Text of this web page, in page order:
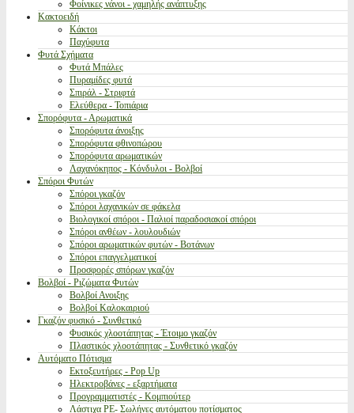
Φοίνικες νάνοι - χαμηλής ανάπτυξης
Κακτοειδή
Κάκτοι
Παχύφυτα
Φυτά Σχήματα
Φυτά Μπάλες
Πυραμίδες φυτά
Σπιράλ - Στριφτά
Ελεύθερα - Τοπιάρια
Σπορόφυτα - Αρωματικά
Σπορόφυτα άνοιξης
Σπορόφυτα φθινοπώρου
Σπορόφυτα αρωματικών
Λαχανόκηπος - Κόνδυλοι - Βολβοί
Σπόροι Φυτών
Σπόροι γκαζόν
Σπόροι λαχανικών σε φάκελα
Βιολογικοί σπόροι - Παλιοί παραδοσιακοί σπόροι
Σπόροι ανθέων - λουλουδιών
Σπόροι αρωματικών φυτών - Βοτάνων
Σπόροι επαγγελματικοί
Προσφορές σπόρων γκαζόν
Βολβοί - Ριζώματα Φυτών
Βολβοί Ανοιξης
Βολβοί Καλοκαιριού
Γκαζόν φυσικό - Συνθετικό
Φυσικός χλοοτάπητας - Έτοιμο γκαζόν
Πλαστικός χλοοτάπητας - Συνθετικό γκαζόν
Αυτόματο Πότισμα
Εκτοξευτήρες - Pop Up
Ηλεκτροβάνες - εξαρτήματα
Προγραμματιστές - Κομπιούτερ
Λάστιχα PE- Σωλήνες αυτόματου ποτίσματος